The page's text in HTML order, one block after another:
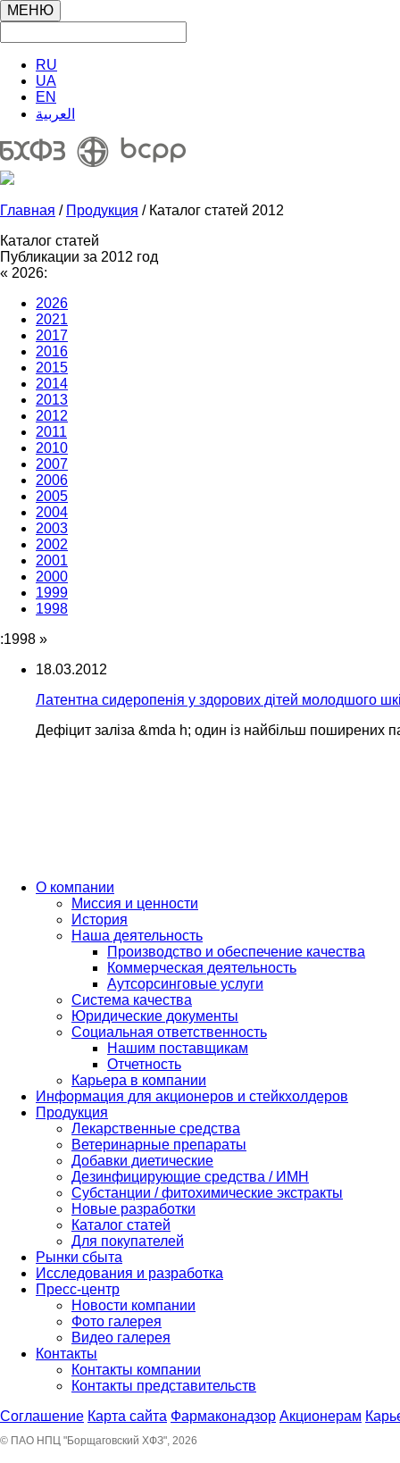
МЕНЮ
RU
UA
EN
العربية
Главная / Продукция / Каталог статей 2012
Каталог статей
Публикации за 2012 год
« 2026:
2026
2021
2017
2016
2015
2014
2013
2012
2011
2010
2007
2006
2005
2004
2003
2002
2001
2000
1999
1998
:1998 »
18.03.2012
Латентна сидеропенія у здорових дітей молодшого
Дефіцит заліза &mda h; один із найбільш поширених
О компании
Миссия и ценности
История
Наша деятельность
Производство и обеспечение качества
Коммерческая деятельность
Аутсорсинговые услуги
Система качества
Юридические документы
Социальная ответственность
Нашим поставщикам
Отчетность
Карьера в компании
Информация для акционеров и стейкхолдеров
Продукция
Лекарственные средства
Ветеринарные препараты
Добавки диетические
Дезинфицирующие средства / ИМН
Субстанции / фитохимические экстракты
Новые разработки
Каталог статей
Для покупателей
Рынки сбыта
Исследования и разработка
Пресс-центр
Новости компании
Фото галерея
Видео галерея
Контакты
Контакты компании
Контакты представительств
Соглашение Карта сайта Фармаконадзор Акционерам
© ПАО НПЦ "Борщаговский ХФЗ", 2026